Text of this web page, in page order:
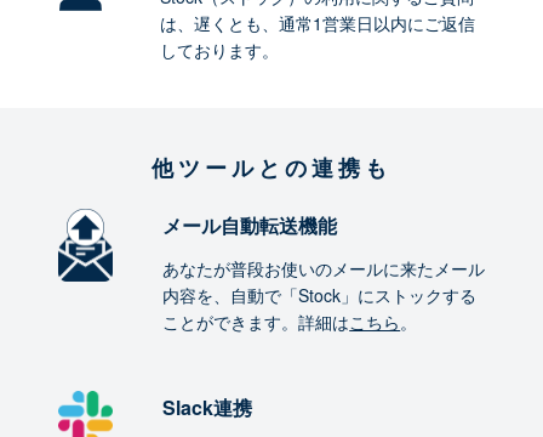
は、遅くとも、通常1営業日以内にご返信
しております。
他ツールとの連携も
メール自動転送機能
あなたが普段お使いのメールに来たメール
内容を、自動で「Stock」にストックする
ことができます。詳細はこちら。
Slack連携